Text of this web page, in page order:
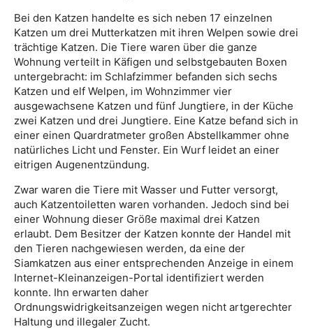
Bei den Katzen handelte es sich neben 17 einzelnen
Katzen um drei Mutterkatzen mit ihren Welpen sowie drei
trächtige Katzen. Die Tiere waren über die ganze
Wohnung verteilt in Käfigen und selbstgebauten Boxen
untergebracht: im Schlafzimmer befanden sich sechs
Katzen und elf Welpen, im Wohnzimmer vier
ausgewachsene Katzen und fünf Jungtiere, in der Küche
zwei Katzen und drei Jungtiere. Eine Katze befand sich in
einer einen Quardratmeter großen Abstellkammer ohne
natürliches Licht und Fenster. Ein Wurf leidet an einer
eitrigen Augenentzündung.
Zwar waren die Tiere mit Wasser und Futter versorgt,
auch Katzentoiletten waren vorhanden. Jedoch sind bei
einer Wohnung dieser Größe maximal drei Katzen
erlaubt. Dem Besitzer der Katzen konnte der Handel mit
den Tieren nachgewiesen werden, da eine der
Siamkatzen aus einer entsprechenden Anzeige in einem
Internet-Kleinanzeigen-Portal identifiziert werden
konnte. Ihn erwarten daher
Ordnungswidrigkeitsanzeigen wegen nicht artgerechter
Haltung und illegaler Zucht.